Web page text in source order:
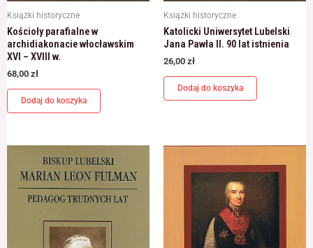
Książki historyczne
Kościoły parafialne w
archidiakonacie włocławskim
XVI – XVIII w.
68,00 zł
Dodaj do koszyka
Książki historyczne
Katolicki Uniwersytet Lubelski
Jana Pawła II. 90 lat istnienia
26,00 zł
Dodaj do koszyka